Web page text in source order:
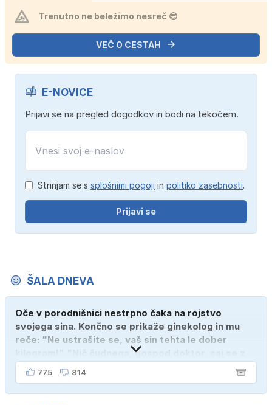
Trenutno ne beležimo nesreč 😎
VEČ O CESTAH
E-NOVICE
Prijavi se na pregled dogodkov in bodi na tekočem.
Strinjam se s splošnimi pogoji in politiko zasebnosti.
Prijavi se
ŠALA DNEVA
Oče v porodnišnici nestrpno čaka na rojstvo
svojega sina. Končno se prikaže ginekolog in mu
reče: "Ne ustrašite se, vaš sin tehta le dober
kilogram!" "Nič čudnega, gospod doktor, saj se z
ženo poznava šele tri mesece."
775 814